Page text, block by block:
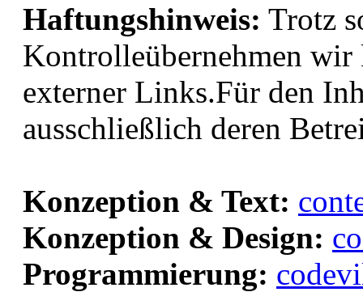
Haftungshinweis: Trotz
Kontrolleübernehmen
externer Links.Für den
ausschließlich deren
Konzeption & Text:
Konzeption & Design:
Programmierung: